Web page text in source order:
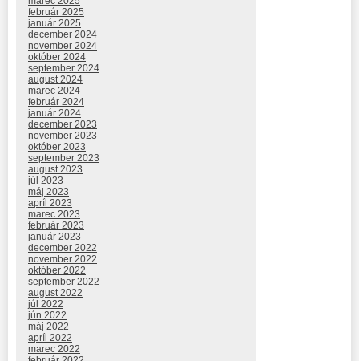
február 2025
január 2025
december 2024
november 2024
október 2024
september 2024
august 2024
marec 2024
február 2024
január 2024
december 2023
november 2023
október 2023
september 2023
august 2023
júl 2023
máj 2023
apríl 2023
marec 2023
február 2023
január 2023
december 2022
november 2022
október 2022
september 2022
august 2022
júl 2022
jún 2022
máj 2022
apríl 2022
marec 2022